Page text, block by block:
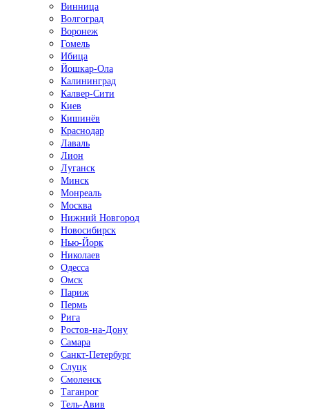
Винница
Волгоград
Воронеж
Гомель
Ибица
Йошкар-Ола
Калининград
Калвер-Сити
Киев
Кишинёв
Краснодар
Лаваль
Лион
Луганск
Минск
Монреаль
Москва
Нижний Новгород
Новосибирск
Нью-Йорк
Николаев
Одесса
Омск
Париж
Пермь
Рига
Ростов-на-Дону
Самара
Санкт-Петербург
Слуцк
Смоленск
Таганрог
Тель-Авив